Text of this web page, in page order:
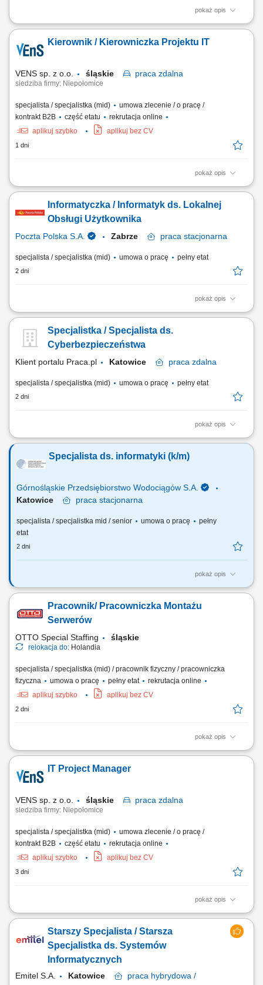
pokaż opis
Poszukujemy doświadczonego Kierownika CERT, który będzie
bezpieczeństwa oraz rozwój kompetencji i narzędzi wspierających
ochronę organizacji przed cyberzagrożeniami. Jeśli masz
Kierownik / Kierowniczka Projektu IT
VENS sp. z o.o. śląskie praca zdalna
siedziba firmy: Niepołomice
specjalista / specjalistka (mid)
umowa zlecenie / o pracę /
kontrakt B2B
część etatu
rekrutacja online
aplikuj szybko
aplikuj bez CV
1 dni
pokaż opis
kompleksowe zarządzanie projektami IT związanymi z uruchamianiem
projektowych, harmonogramów oraz monitorowanie realizacji
założonych celów, koordynowanie działań dotyczących systemów
Informatyczka / Informatyk ds. Lokalnej
Obsługi Użytkownika
Poczta Polska S.A. Zabrze praca stacjonarna
specjalista / specjalistka (mid) umowa o pracę pełny etat
2 dni
pokaż opis
Miejsce pracy: Zabrze, Częstochowa Rodzaj zatrudnienia: umowa o
informatycznych, prowadzenie diagnostyki stanu urządzeń IT,
wdrażanie nowych aktualizacji oprogramowania, relokacja infrastruktury
Specjalistka / Specjalista ds.
Cyberbezpieczeństwa
Klient portalu Praca.pl Katowice praca zdalna
specjalista / specjalistka (mid) umowa o pracę pełny etat
2 dni
pokaż opis
Koordynacja działań związanych z zapewnieniem zgodności procesów
IT pod kątem wymagań bezpieczeństwa informacji i
cyberbezpieczeństwa. Udział w procesie zarządzania ryzykiem w
Specjalista ds. informatyki (k/m)
Górnośląskie Przedsiębiorstwo Wodociągów S.A.
Katowice
praca stacjonarna
specjalista / specjalistka mid / senior umowa o pracę
pełny
etat
2 dni
pokaż opis
Główny zakres obowiązków: udział we wdrażaniu, utrzymaniu i
(SZBI) w oparciu o normę ISO/IEC 27001 oraz wymagania dyrektywy
NIS2. projektowanie, budowanie, administrowanie i optymalizacja
Pracownik/ Pracowniczka Montażu
Serwerów
OTTO Special Staffing śląskie
relokacja do: Holandia
specjalista / specjalistka (mid) / pracownik fizyczny / pracowniczka
fizyczna
umowa o pracę pełny etat
rekrutacja online
aplikuj szybko
aplikuj bez CV
2 dni
pokaż opis
Opis stanowiska: montaż i konfiguracja serwerów zgodnie z
podzespołów komputerowych i przygotowywanie urządzeń do dalszej
dystrybucji, realizacja zadań produkcyjnych zgodnie z harmonogramem
IT Project Manager
VENS sp. z o.o. śląskie praca zdalna
siedziba firmy: Niepołomice
specjalista / specjalistka (mid)
umowa zlecenie / o pracę /
kontrakt B2B
część etatu
rekrutacja online
aplikuj szybko
aplikuj bez CV
3 dni
pokaż opis
Zarządzanie projektem IT: opracowanie i realizacja planu projektu,
Koordynacja obszaru IT: zarządzanie działaniami związanymi z
systemami produkcyjnymi, logistycznymi i Shopfloor IT na potrzeby
uruchomienia nowych obszarów...
Starszy Specjalista / Starsza
Specjalistka ds. Systemów
Informatycznych
Emitel S.A. Katowice praca hybrydowa /